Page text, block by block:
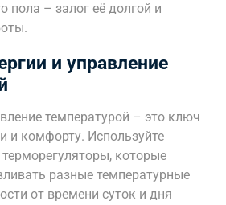
пола – залог её долгой и
и управление
температурой – это ключ
и комфорту. Используйте
которые
разные температурные
от времени суток и дня